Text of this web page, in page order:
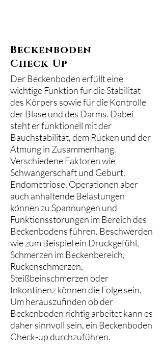
Beckenboden
Check-Up
Der Beckenboden erfüllt eine
wichtige Funktion für die Stabilität
des Körpers sowie für die Kontrolle
der Blase und des Darms. Dabei
steht er funktionell mit der
Bauchstabilität, dem Rücken und der
Atmung in Zusammenhang.
Verschiedene Faktoren wie
Schwangerschaft und Geburt,
Endometriose, Operationen aber
auch anhaltende Belastungen
können zu Spannungen und
Funktionsstörungen im Bereich des
Beckenbodens führen. Beschwerden
wie zum Beispiel ein Druckgefühl,
Schmerzen im Beckenbereich,
Rückenschmerzen,
Steißbeinschmerzen oder
Inkontinenz können die Folge sein.
Um herauszufinden ob der
Beckenboden richtig arbeitet kann es
daher sinnvoll sein, ein Beckenboden
Check-up durchzuführen.